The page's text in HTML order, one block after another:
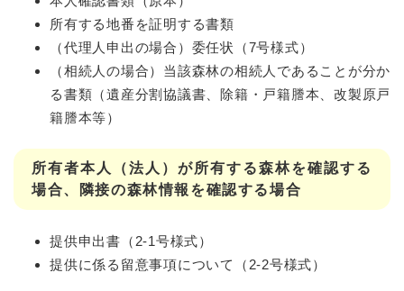
所有する地番を証明する書類
（代理人申出の場合）委任状（7号様式）
（相続人の場合）当該森林の相続人であることが分か
る書類（遺産分割協議書、除籍・戸籍謄本、改製原戸
籍謄本等）
所有者本人（法人）が所有する森林を確認する
場合、隣接の森林情報を確認する場合
提供申出書（2-1号様式）
提供に係る留意事項について（2-2号様式）